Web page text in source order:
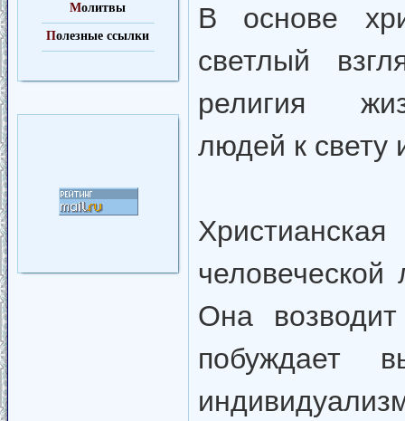
Молитвы
Полезные ссылки
В основе
светлый
религия
людей к свету
человеческой
Она
побуждает